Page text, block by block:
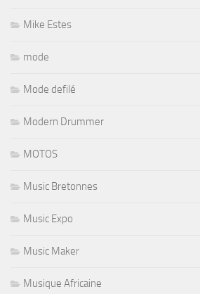
Mike Estes
mode
Mode defilé
Modern Drummer
MOTOS
Music Bretonnes
Music Expo
Music Maker
Musique Africaine